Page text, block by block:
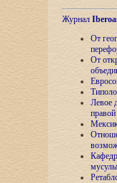
Журнал
От
От
Левое